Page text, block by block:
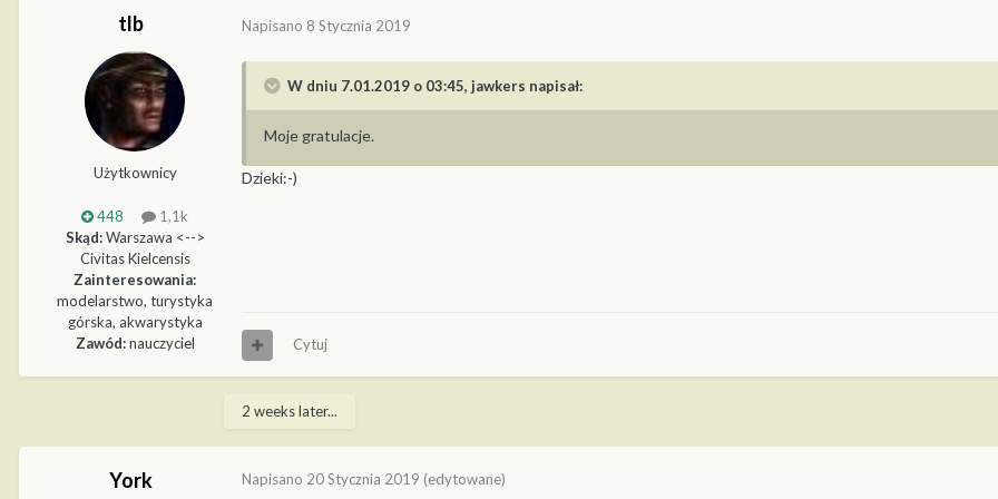
tlb
Użytkownicy
448
1,1k
Skąd:Warszawa <-->
Civitas Kielcensis
Zainteresowania:
modelarstwo, turystyka
górska, akwarystyka
Zawód:nauczyciel
Napisano 8 Stycznia 2019
W dniu 7.01.2019 o 03:45, jawkers napisał:
Moje gratulacje.
Dzieki:-)
Cytuj
2 weeks later...
York Napisano 20 Stycznia 2019 (edytowane)